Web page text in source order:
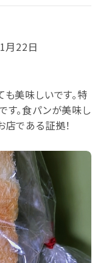
月22日
美味しいです。特
す。食パンが美味し
である証拠！